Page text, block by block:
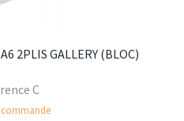
2PLIS GALLERY (BLOC)
C
commande